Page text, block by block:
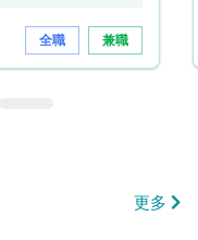
全職 兼職
更多